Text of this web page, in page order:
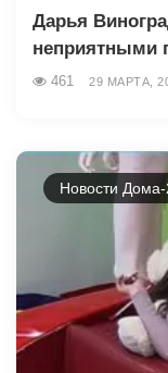
Дарья
неприятными
461 29 МАРТА,
Новости Дома-